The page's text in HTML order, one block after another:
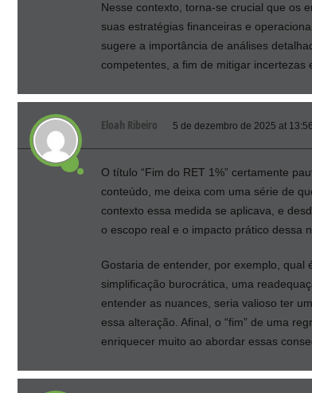
Nesse contexto, torna-se crucial que os
suas estratégias financeiras e
sugere a importância de análises
competentes, a fim de mitigar incertezas
Eloah Ribeiro 5 de dezembro de 2025 at 13:56
O título “Fim do RET 1%” certamente
conteúdo, me deixa com uma série de
contexto essa medida se aplicava, e
o escopo real e o impacto prático dessa
Gostaria de entender, por exemplo, qual
simplificação burocrática, uma
entender as nuances, seria valioso ter
essa alteração. Afinal, o “fim” de uma
enriquecer muito ao abordar essas